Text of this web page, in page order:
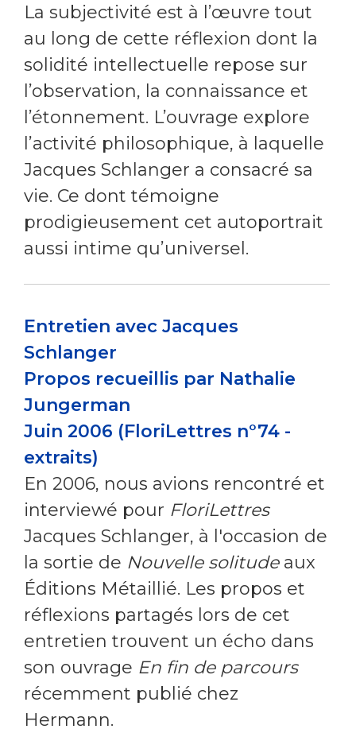
La subjectivité est à l’œuvre tout
au long de cette réflexion dont la
solidité intellectuelle repose sur
l’observation, la connaissance et
l’étonnement. L’ouvrage explore
l’activité philosophique, à laquelle
Jacques Schlanger a consacré sa
vie. Ce dont témoigne
prodigieusement cet autoportrait
aussi intime qu’universel.
Entretien avec Jacques
Schlanger
Propos recueillis par Nathalie
Jungerman
Juin 2006 (FloriLettres n°74 -
extraits)
En 2006, nous avions rencontré et
interviewé pour FloriLettres
Jacques Schlanger, à l'occasion de
la sortie de Nouvelle solitudeaux
Éditions Métaillié. Les propos et
réflexions partagés lors de cet
entretien trouvent un écho dans
son ouvrage En fin de parcours
récemment publié chez
Hermann.